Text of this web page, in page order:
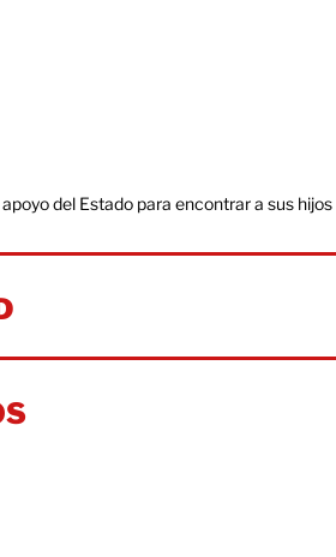
del Estado para encontrar a sus hijos